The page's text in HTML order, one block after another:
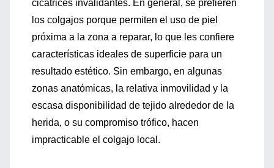
cicatrices invalidantes. En general, se prefieren
los colgajos porque permiten el uso de piel
próxima a la zona a reparar, lo que les confiere
características ideales de superficie para un
resultado estético. Sin embargo, en algunas
zonas anatómicas, la relativa inmovilidad y la
escasa disponibilidad de tejido alrededor de la
herida, o su compromiso trófico, hacen
impracticable el colgajo local.